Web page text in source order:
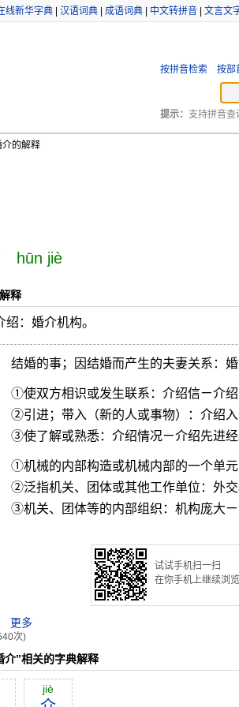
线新华字典| 汉语词典| 成语词典| 中文转拼音| 文言文
按拼音检索 按部
提示： 支持拼音查
的解释
hūn jiè
释
绍：婚介机构。
结婚的事；因结婚而产生的夫妻关系：
①使双方相识或发生联系：介绍信ㄧ介
②引进；带入（新的人或事物）：介绍入
③使了解或熟悉：介绍情况ㄧ介绍先进经
①机械的内部构造或机械内部的一个单元
②泛指机关、团体或其他工作单位：外交
③机关、团体等的内部组织：机构庞大ㄧ
试试手机扫一扫
在你手机上继续浏
更多
次)
介”相关的字典解释
jiè